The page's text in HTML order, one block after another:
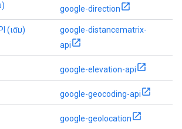
) google-direction
(เดิม)
google-distancematrix-
api
google-elevation-api
google-geocoding-api
google-geolocation